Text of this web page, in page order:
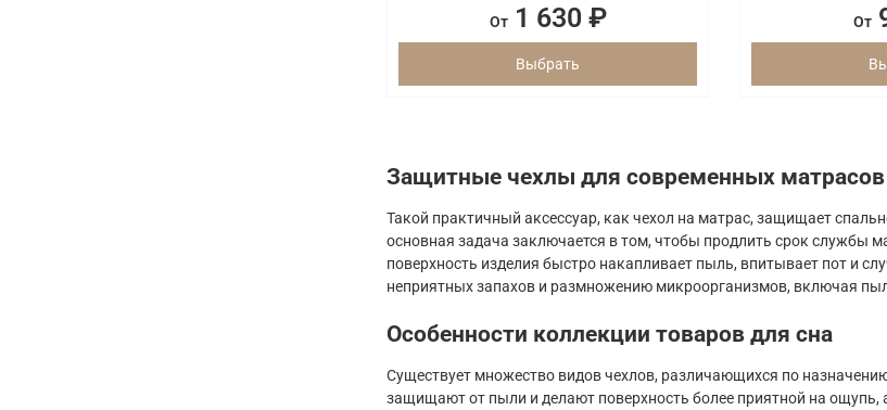
От1 630 ₽
Выбрать
От
Защитные чехлы для современных матрасов
Такой практичный аксессуар, как чехол на матрас, защищает
основная задача заключается в том, чтобы продлить срок службы
поверхность изделия быстро накапливает пыль, впитывает пот и
неприятных запахов и размножению микроорганизмов, включая
Особенности коллекции товаров для сна
Существует множество видов чехлов, различающихся по
защищают от пыли и делают поверхность более приятной на ощупь,